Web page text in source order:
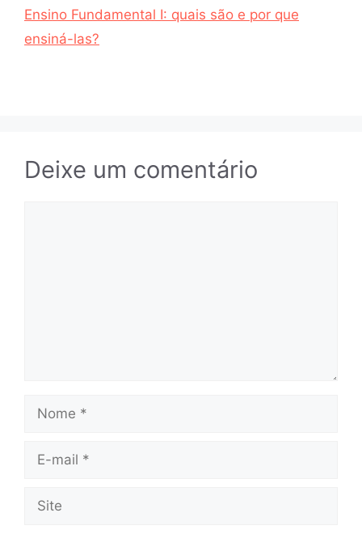
Ensino Fundamental I: quais são e por que
ensiná-las?
Deixe um comentário
Nome
Site